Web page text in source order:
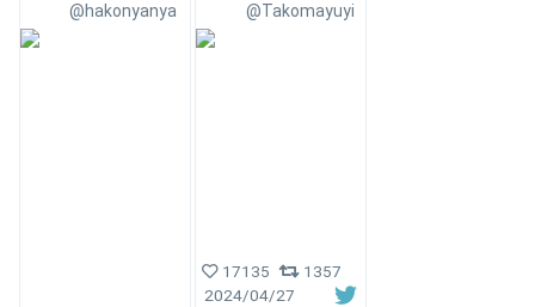
@hakonyanya
@Takomayuyi
17135
1357
2024/04/27